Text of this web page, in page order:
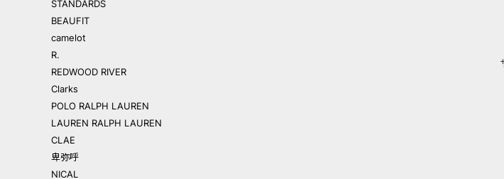
STANDARDS
BEAUFIT
camelot
R.
REDWOOD RIVER
Clarks
POLO RALPH LAUREN
LAUREN RALPH LAUREN
CLAE
卑弥呼
NICAL